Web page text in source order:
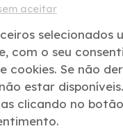
da iniciativa é
e
generalizado de
a Santa Sé
permitirá a
reduz as
aceitar
selecionados
com o seu
cookies. Se não
estar
clicando no